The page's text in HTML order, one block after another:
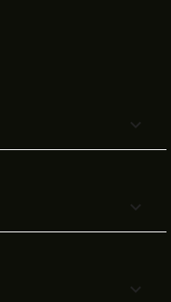


